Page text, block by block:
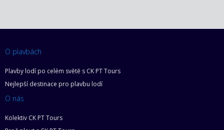
O plavbách
Plavby lodí po celém světě s CK PT Tours
Nejlepší destinace pro plavbu lodí
O nás
Kolektiv CK PT Tours